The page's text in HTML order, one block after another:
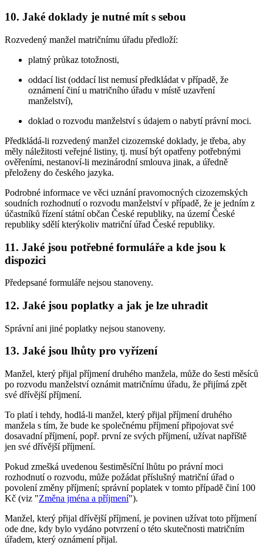
10. Jaké doklady je nutné mít s sebou
Rozvedený manžel matričnímu úřadu předloží:
platný průkaz totožnosti,
oddací list (oddací list nemusí předkládat v případě, že
oznámení činí u matričního úřadu v místě uzavření
manželství),
doklad o rozvodu manželství s údajem o nabytí právní moci.
Předkládá-li rozvedený manžel cizozemské doklady, je třeba, aby
měly náležitosti veřejné listiny, tj. musí být opatřeny potřebnými
ověřeními, nestanoví-li mezinárodní smlouva jinak, a úředně
přeloženy do českého jazyka.
Podrobné informace ve věci uznání pravomocných cizozemských
soudních rozhodnutí o rozvodu manželství v případě, že je jedním z
účastníků řízení státní občan České republiky, na území České
republiky sdělí kterýkoliv matriční úřad České republiky.
11. Jaké jsou potřebné formuláře a kde jsou k
dispozici
Předepsané formuláře nejsou stanoveny.
12. Jaké jsou poplatky a jak je lze uhradit
Správní ani jiné poplatky nejsou stanoveny.
13. Jaké jsou lhůty pro vyřízení
Manžel, který přijal příjmení druhého manžela, může do šesti měsíců
po rozvodu manželství oznámit matričnímu úřadu, že přijímá zpět
své dřívější příjmení.
To platí i tehdy, hodlá-li manžel, který přijal příjmení druhého
manžela s tím, že bude ke společnému příjmení připojovat své
dosavadní příjmení, popř. první ze svých příjmení, užívat napříště
jen své dřívější příjmení.
Pokud zmešká uvedenou šestiměsíční lhůtu po právní moci
rozhodnutí o rozvodu, může požádat příslušný matriční úřad o
povolení změny příjmení; správní poplatek v tomto případě činí 100
Kč (viz "Změna jména a příjmení").
Manžel, který přijal dřívější příjmení, je povinen užívat toto příjmení
ode dne, kdy bylo vydáno potvrzení o této skutečnosti matričním
úřadem, který oznámení přijal.